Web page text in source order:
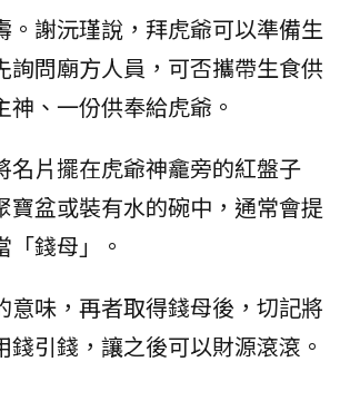
謝沅瑾說，拜虎爺可以準備生
問廟方人員，可否攜帶生食供
、一份供奉給虎爺。
名片擺在虎爺神龕旁的紅盤子
盆或裝有水的碗中，通常會提
錢母」。
意味，再者取得錢母後，切記將
引錢，讓之後可以財源滾滾。